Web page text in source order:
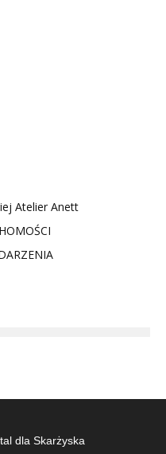
Atelier Anett